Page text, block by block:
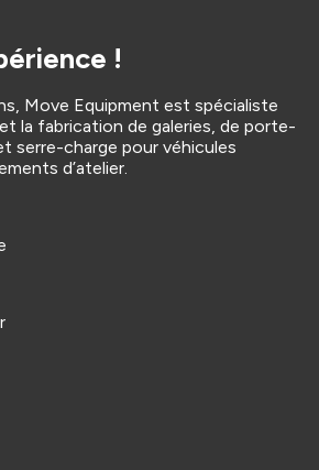
!
Move Equipment est spécialiste
la fabrication de galeries, de porte-
serre-charge pour véhicules
d’atelier.